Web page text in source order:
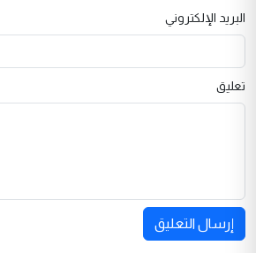
البريد الإلكتروني
تعليق
إرسال التعليق